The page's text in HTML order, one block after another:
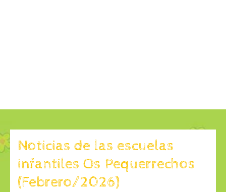
Noticias de las escuelas
infantiles Os Pequerrechos
(Febrero/2026)